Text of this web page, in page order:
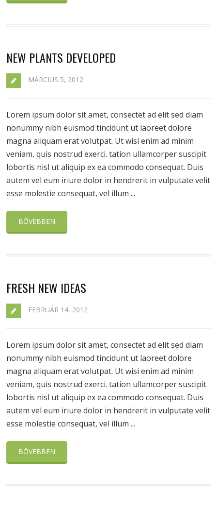
NEW PLANTS DEVELOPED
MÁRCIUS 5, 2012
Lorem ipsum dolor sit amet, consectet ad elit sed diam
nonummy nibh euismod tincidunt ut laoreet dolore
magna aliquam erat volutpat. Ut wisi enim ad minim
veniam, quis nostrud exerci. tation ullamcorper suscipit
lobortis nisl ut aliquip ex ea commodo consequat. Duis
autem vel eum iriure dolor in hendrerit in vulputate velit
esse molestie consequat, vel illum ...
BŐVEBBEN
FRESH NEW IDEAS
FEBRUÁR 14, 2012
Lorem ipsum dolor sit amet, consectet ad elit sed diam
nonummy nibh euismod tincidunt ut laoreet dolore
magna aliquam erat volutpat. Ut wisi enim ad minim
veniam, quis nostrud exerci. tation ullamcorper suscipit
lobortis nisl ut aliquip ex ea commodo consequat. Duis
autem vel eum iriure dolor in hendrerit in vulputate velit
esse molestie consequat, vel illum ...
BŐVEBBEN